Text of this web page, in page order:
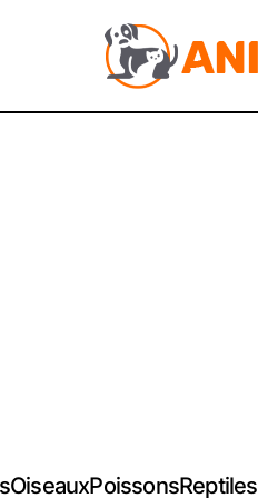
OiseauxPoissonsReptiles